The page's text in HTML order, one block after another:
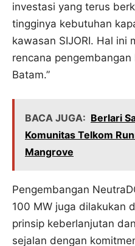
investasi yang terus
tingginya kebutuhan
kawasan SIJORI. Hal ini
rencana
Batam.”
BACA JUGA: Berlari
Komunitas Telkom
Mangrove
Pengembangan
100 MW juga dilakukan
prinsip keberlanjutan
sejalan dengan